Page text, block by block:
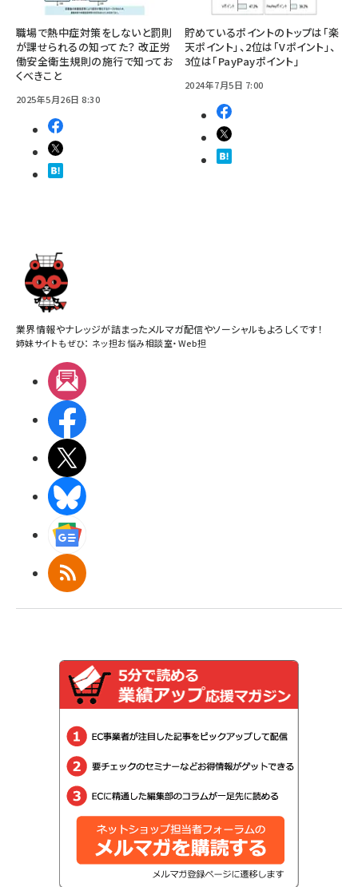
職場で熱中症対策をしないと罰則
が課せられるの知ってた？ 改正労
働安全衛生規則の施行で知ってお
くべきこと
2025年5月26日 8:30
貯めているポイントのトップは「楽
天ポイント」、2位は「Vポイント」、
3位は「PayPayポイント」
2024年7月5日 7:00
業界情報やナレッジが詰まったメルマガ配信やソーシャルもよろしくです！
姉妹サイトもぜひ： ネッ担お悩み相談室・Web担
RSS